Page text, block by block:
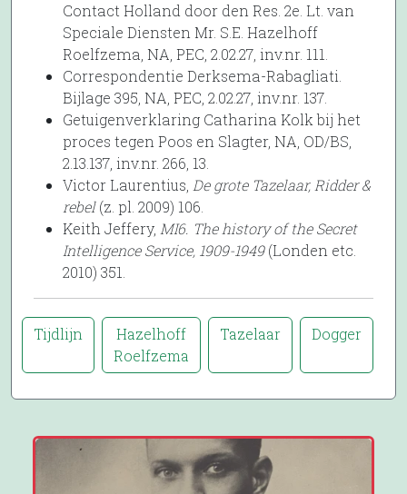
Contact Holland door den Res. 2e. Lt. van
Speciale Diensten Mr. S.E. Hazelhoff
Roelfzema, NA, PEC, 2.02.27, inv.nr. 111.
Correspondentie Derksema-Rabagliati.
Bijlage 395, NA, PEC, 2.02.27, inv.nr. 137.
Getuigenverklaring Catharina Kolk bij het
proces tegen Poos en Slagter, NA, OD/BS,
2.13.137, inv.nr. 266, 13.
Victor Laurentius, De grote Tazelaar, Ridder &
rebel(z. pl. 2009) 106.
Keith Jeffery, MI6. The history of the Secret
Intelligence Service, 1909-1949(Londen etc.
2010) 351.
Tijdlijn
Hazelhoff
Roelfzema
Tazelaar Dogger